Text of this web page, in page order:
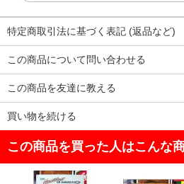
特定商取引法に基づく表記 (返品など)
この商品について問い合わせる
この商品を友達に教える
買い物を続ける
この商品を買った人はこんな